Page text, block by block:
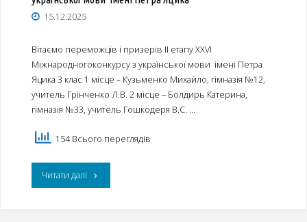
номінації
15.12.2025
Вітаємо переможців і призерів ІІ етапу XXVІ
Міжнародногоконкурсу з української мови імені Петра
Яцика 3 клас 1 місце – Кузьменко Михайло, гімназія №12,
учитель Грінченко Л.В. 2 місце – Болдирь Катерина,
гімназія №33, учитель Гошкодеря В.С. …
154 Всього переглядів
Читати далі"Переможці